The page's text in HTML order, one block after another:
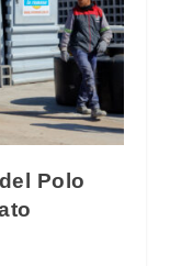
Polo